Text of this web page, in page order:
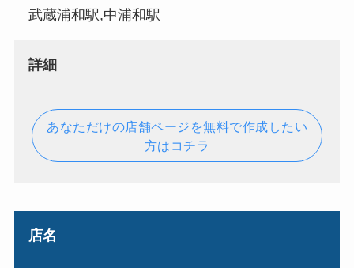
武蔵浦和駅,中浦和駅
詳細
あなただけの店舗ページを無料で作成したい
方はコチラ
店名